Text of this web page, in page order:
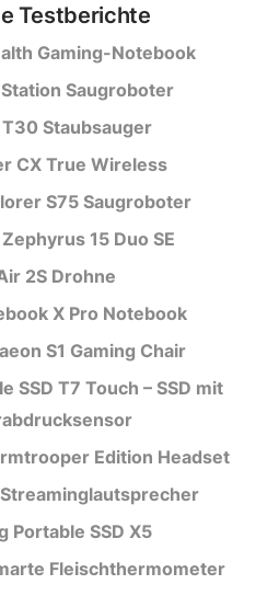
Testberichte
Gaming-Notebook
Saugroboter
Staubsauger
CX True Wireless
S75 Saugroboter
Zephyrus 15 Duo SE
2S Drohne
X Pro Notebook
S1 Gaming Chair
SSD T7 Touch – SSD mit
Edition Headset
Portable SSD X5
Fleischthermometer